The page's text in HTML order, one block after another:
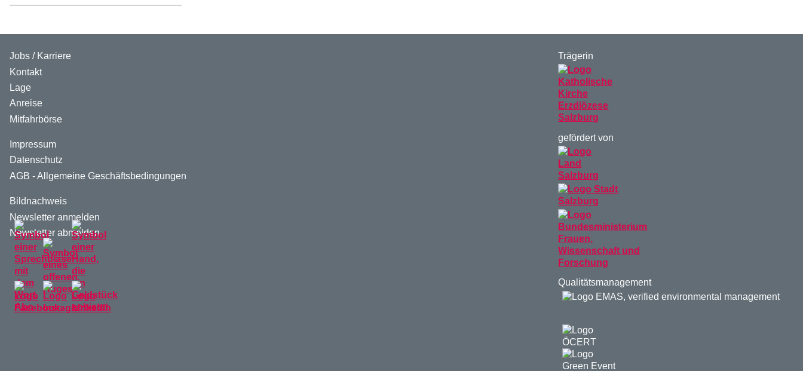
Jobs / Karriere
Kontakt
Lage
Anreise
Mitfahrbörse
Impressum
Datenschutz
AGB - Allgemeine Geschäftsbedingungen
Bildnachweis
Newsletter anmelden
Newsletter abmelden
Trägerin
gefördert von
Qualitätsmanagement